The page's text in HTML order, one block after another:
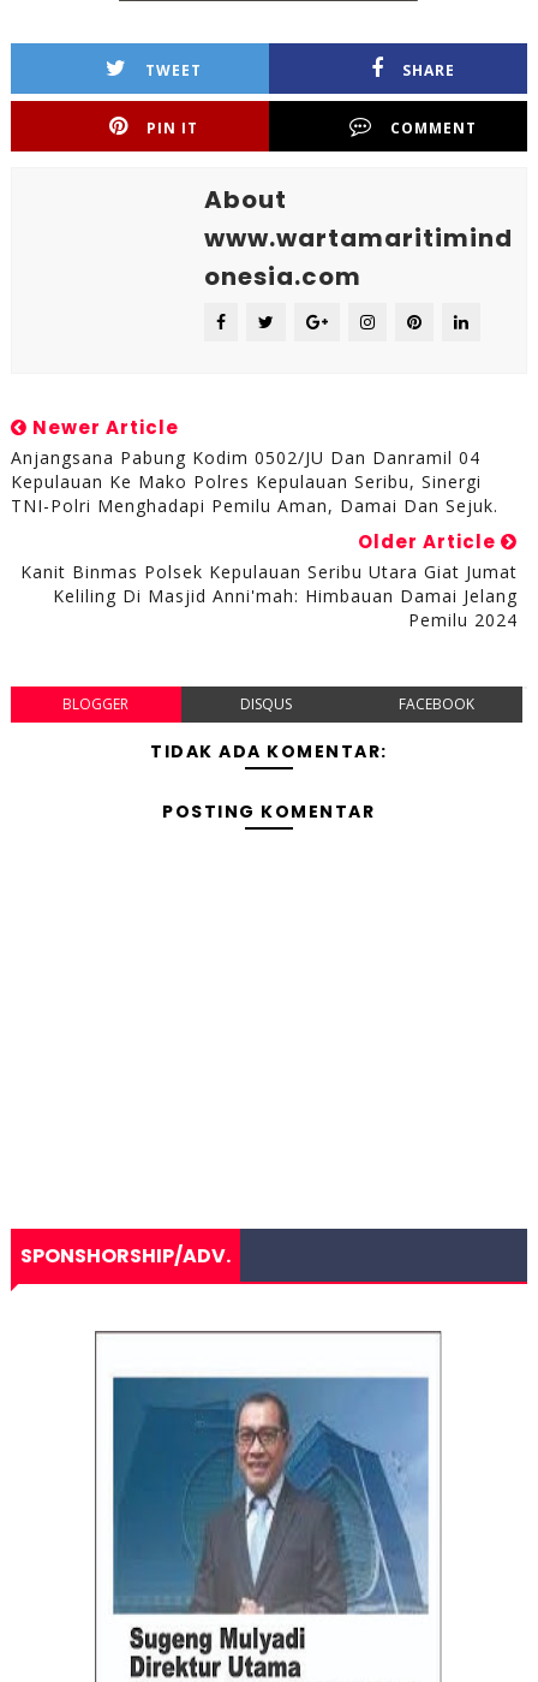
TWEET SHARE
PIN IT COMMENT
About
www.wartamaritimind
onesia.com
Newer Article
Anjangsana Pabung Kodim 0502/JU Dan Danramil 04
Kepulauan Ke Mako Polres Kepulauan Seribu, Sinergi
TNI-Polri Menghadapi Pemilu Aman, Damai Dan Sejuk.
Older Article
Kanit Binmas Polsek Kepulauan Seribu Utara Giat Jumat
Keliling Di Masjid Anni'mah: Himbauan Damai Jelang
Pemilu 2024
BLOGGER DISQUS FACEBOOK
TIDAK ADA KOMENTAR:
POSTING KOMENTAR
SPONSHORSHIP/ADV.